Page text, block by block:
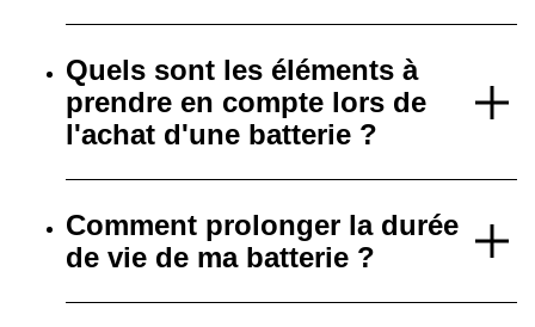
Quels sont les éléments à
prendre en compte lors de
l'achat d'une batterie ?
Comment prolonger la durée
de vie de ma batterie ?